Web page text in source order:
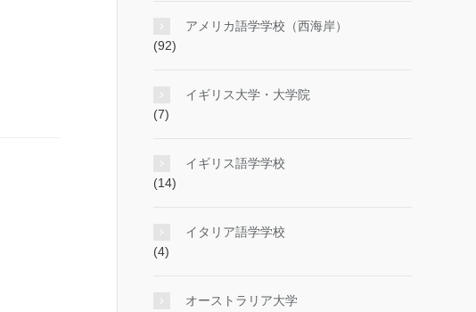
アメリカ語学学校（西海岸）
(92)
イギリス大学・大学院
(7)
イギリス語学学校
(14)
イタリア語学学校
(4)
オーストラリア大学